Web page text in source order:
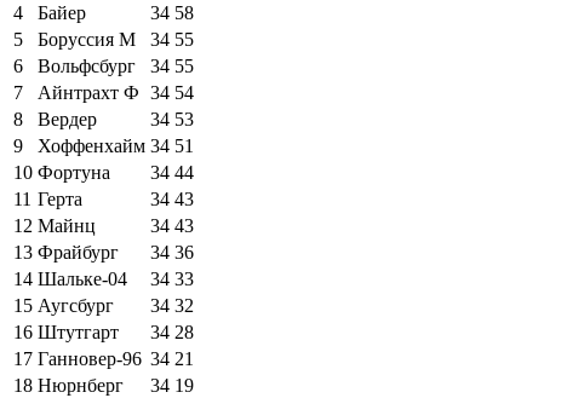
4
Байер 34 58
5
Боруссия М 34 55
6
Вольфсбург 34 55
7
Айнтрахт Ф 34 54
8
Вердер 34 53
9
Хоффенхайм 34 51
10 Фортуна 34 44
11 Герта 34 43
12 Майнц 34 43
13 Фрайбург 34 36
14 Шальке-04 34 33
15 Аугсбург 34 32
16 Штутгарт 34 28
17 Ганновер-96 34 21
18 Нюрнберг 34 19